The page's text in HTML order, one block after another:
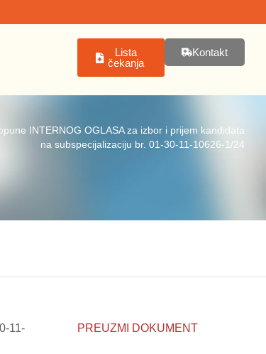
Lista
čekanja
Kontakt
INTERNOG OGLASA za izbor i prijem kandidata
na subspecijalizaciju br. 01-30-11-10626-1/24
11-
PREUZMI DOKUMENT